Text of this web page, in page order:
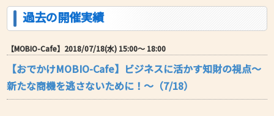
過去の開催実績
【MOBIO-Cafe】2018/07/18(水) 15:00〜 18:00
【おでかけMOBIO-Cafe】ビジネスに活かす知財の視点～
新たな商機を逃さないために！～（7/18）